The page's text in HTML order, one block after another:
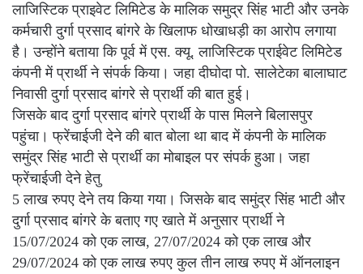
लाजिस्टिक प्राइवेट लिमिटेड के मालिक समुद्र सिंह भाटी और उनके
कर्मचारी दुर्गा प्रसाद बांगरे के खिलाफ धोखाधड़ी का आरोप लगाया
है। उन्होंने बताया कि पूर्व में एस. क्यू. लाजिस्टिक प्राईवेट लिमिटेड
कंपनी में प्रार्थी ने संपर्क किया। जहा दीघोदा पो. सालेटेका बालाघाट
निवासी दुर्गा प्रसाद बांगरे से प्रार्थी की बात हुई।
जिसके बाद दुर्गा प्रसाद बांगरे प्रार्थी के पास मिलने बिलासपुर
पहुंचा। फ्रेंचाईजी देने की बात बोला था बाद में कंपनी के मालिक
समुंद्र सिंह भाटी से प्रार्थी का मोबाइल पर संपर्क हुआ। जहा
फ्रेंचाईजी देने हेतु
5 लाख रुपए देने तय किया गया। जिसके बाद समुंद्र सिंह भाटी और
दुर्गा प्रसाद बांगरे के बताए गए खाते में अनुसार प्रार्थी ने
15/07/2024 को एक लाख, 27/07/2024 को एक लाख और
29/07/2024 को एक लाख रुपए कुल तीन लाख रुपए में ऑनलाइन